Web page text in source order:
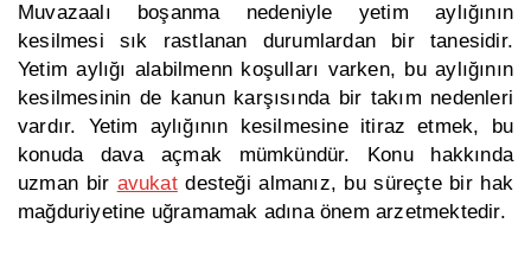
Muvazaalı boşanma nedeniyle yetim aylığının
kesilmesi sık rastlanan durumlardan bir tanesidir.
Yetim aylığı alabilmenn koşulları varken, bu aylığının
kesilmesinin de kanun karşısında bir takım nedenleri
vardır. Yetim aylığının kesilmesine itiraz etmek, bu
konuda dava açmak mümkündür. Konu hakkında
uzman bir avukatdesteği almanız, bu süreçte bir hak
mağduriyetine uğramamak adına önem arzetmektedir.